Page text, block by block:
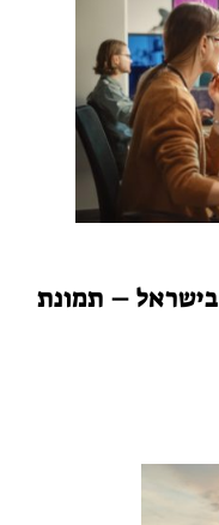
מגמות הביקוש למפתחי AI בישראל – תמונת